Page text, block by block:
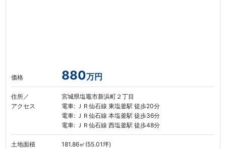
価格 880万円
住所／
アクセス
宮城県塩竈市新浜町２丁目
電車: ＪＲ仙石線 東塩釜駅 徒歩20分
電車: ＪＲ仙石線 本塩釜駅 徒歩36分
電車: ＪＲ仙石線 西塩釜駅 徒歩48分
土地面積 181.86㎡(55.01坪)